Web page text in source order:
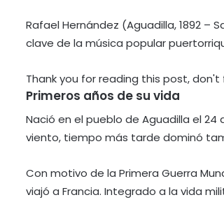
Rafael Hernández (Aguadilla, 1892 –
clave de la música popular
Thank you for reading this post,
Primeros años de su vida
Nació en el pueblo de Aguadilla el 24
viento, tiempo más tarde dominó
Con motivo de la Primera Guerra
viajó a Francia. Integrado a la vida